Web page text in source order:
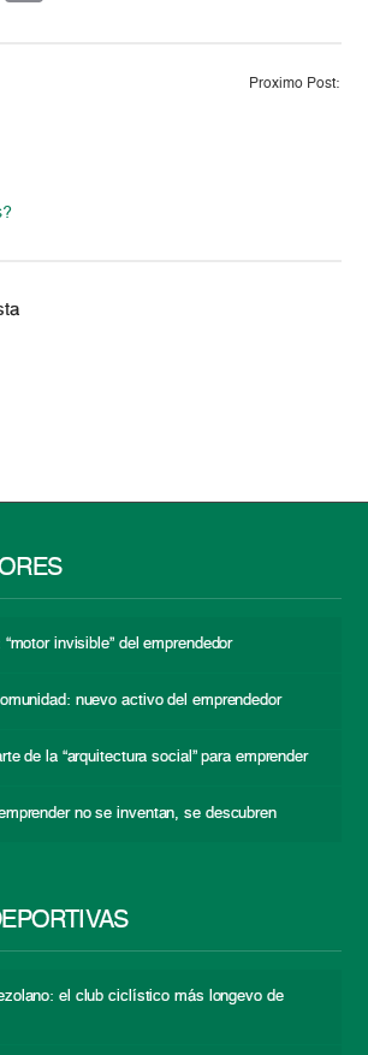
Proximo Post:
invisible” del emprendedor
nuevo activo del emprendedor
de la “arquitectura social” para emprender
no se inventan, se descubren
el club ciclístico más longevo de